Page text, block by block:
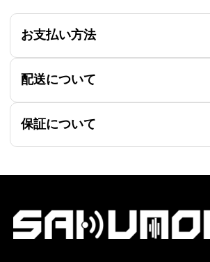
お支払い方法
配送について
保証について